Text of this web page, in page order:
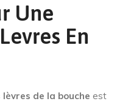
Une
En
de la bouche est